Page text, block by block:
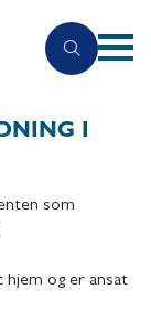
I
som
hjem og er ansat